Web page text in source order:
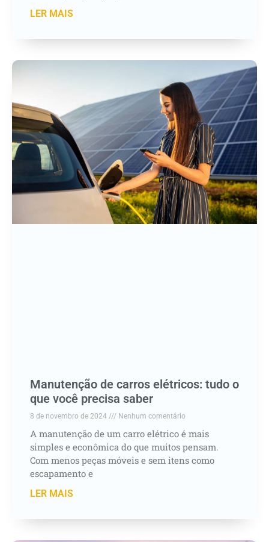
LER MAIS
Manutenção de carros elétricos: tudo o
que você precisa saber
8 de novembro de 2024 Nenhum comentário
A manutenção de um carro elétrico é mais
simples e econômica do que muitos pensam.
Com menos peças móveis e sem itens como
escapamento e
LER MAIS